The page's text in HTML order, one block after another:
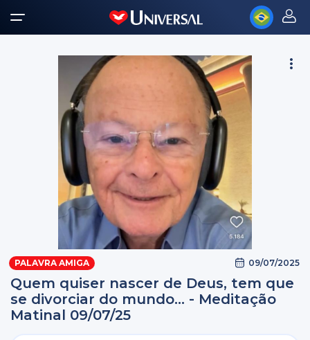
PALAVRA AMIGA 09/07/2025
Quem quiser nascer de Deus, tem que
se divorciar do mundo... - Meditação
Matinal 09/07/25